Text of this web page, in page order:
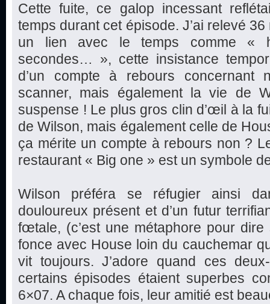
Cette fuite, ce galop incessant
temps durant cet épisode. J’ai relevé
un lien avec le temps comme «
secondes… », cette insistance
d’un compte à rebours concernant
scanner, mais également la vie de
suspense ! Le plus gros clin d’œil à la
de Wilson, mais également celle de
ça mérite un compte à rebours non ?
restaurant « Big one » est un symbole
Wilson préféra se réfugier ainsi
douloureux présent et d’un futur
fœtale, (c’est une métaphore pour
fonce avec House loin du cauchemar
vit toujours. J’adore quand ces
certains épisodes étaient superbes
6×07. A chaque fois, leur amitié est